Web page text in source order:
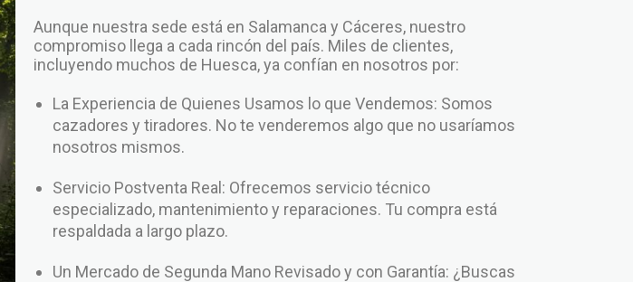
Aunque nuestra sede está en Salamanca y Cáceres, nuestro
compromiso llega a cada rincón del país. Miles de clientes,
incluyendo muchos de Huesca, ya confían en nosotros por:
La Experiencia de Quienes Usamos lo que Vendemos: Somos
cazadores y tiradores. No te venderemos algo que no usaríamos
nosotros mismos.
Servicio Postventa Real: Ofrecemos servicio técnico
especializado, mantenimiento y reparaciones. Tu compra está
respaldada a largo plazo.
Un Mercado de Segunda Mano Revisado y con Garantía: ¿Buscas